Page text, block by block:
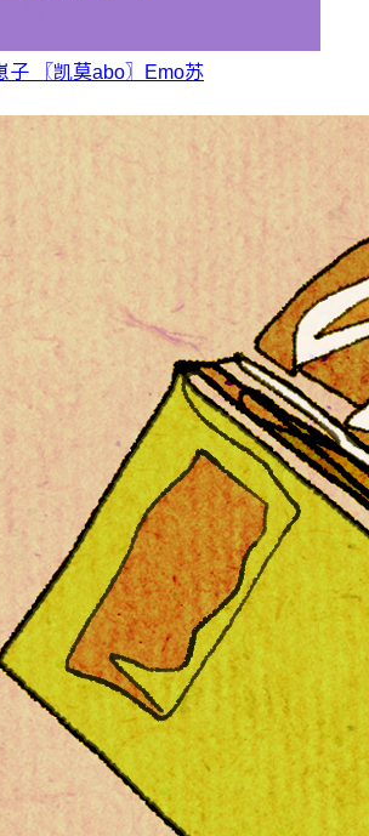
〖凯莫abo〗
Emo苏